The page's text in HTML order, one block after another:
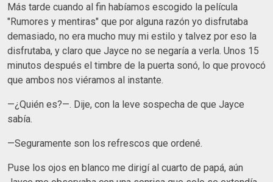
Más tarde cuando al fin habíamos escogido la película
"Rumores y mentiras" que por alguna razón yo disfrutaba
demasiado, no era mucho muy mi estilo y talvez por eso la
disfrutaba, y claro que Jayce no se negaría a verla. Unos 15
minutos después el timbre de la puerta sonó, lo que provocó
que ambos nos viéramos al instante.
—¿Quién es?—. Dije, con la leve sospecha de que Jayce
sabía.
—Seguramente son los refrescos que ordené.
Puse los ojos en blanco me dirigí al cuarto de papá, aún